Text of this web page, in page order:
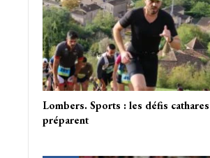
Lombers. Sports : les défis
préparent